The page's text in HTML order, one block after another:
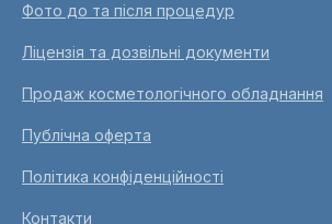
Фото до та після процедур
Ліцензія та дозвільні документи
Продаж косметологічного обладнання
Публічна оферта
Політика конфіденційності
Контакти